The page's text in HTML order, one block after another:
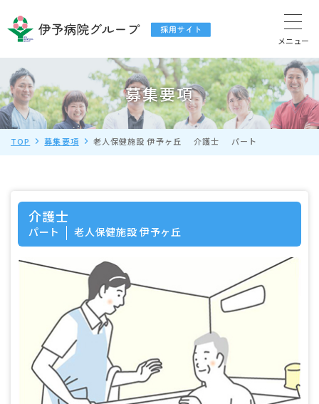
募集要項
TOP 募集要項 老人保健施設 伊予ヶ丘 介護士 パート
介護士
パート 老人保健施設 伊予ヶ丘